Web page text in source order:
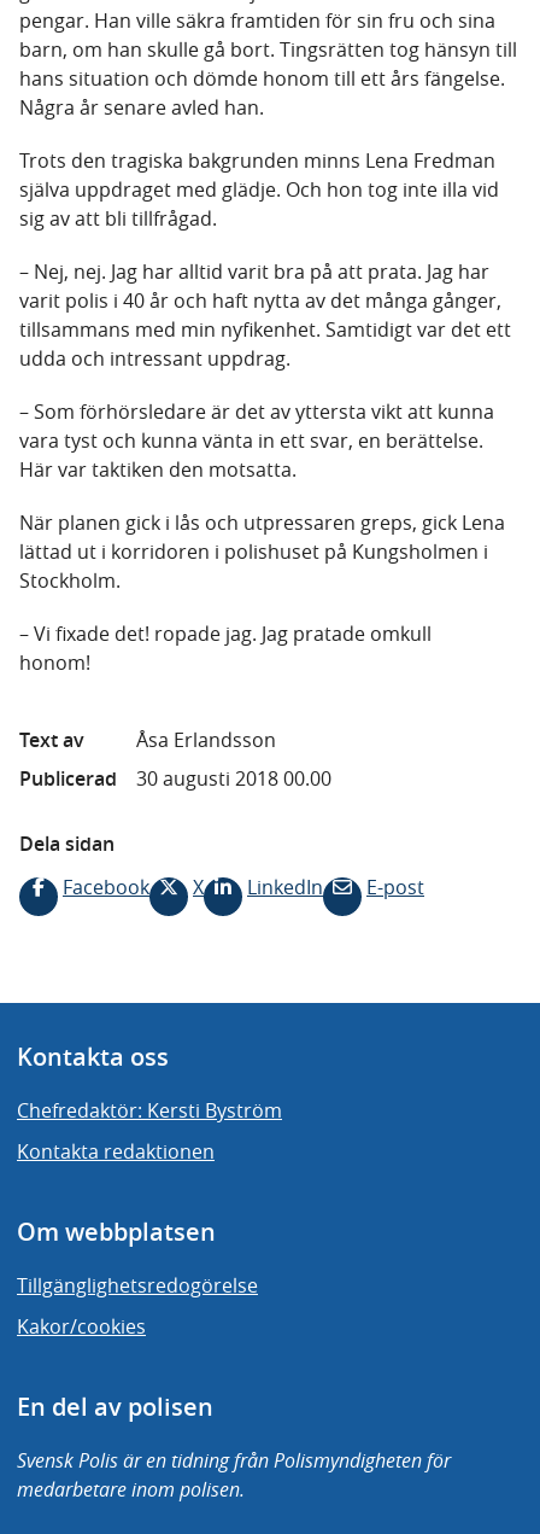
pengar. Han ville säkra framtiden för sin fru och sina
barn, om han skulle gå bort. Tingsrätten tog hänsyn till
hans situation och dömde honom till ett års fängelse.
Några år senare avled han.
Trots den tragiska bakgrunden minns Lena Fredman
själva uppdraget med glädje. Och hon tog inte illa vid
sig av att bli tillfrågad.
– Nej, nej. Jag har alltid varit bra på att prata. Jag har
varit polis i 40 år och haft nytta av det många gånger,
tillsammans med min nyfikenhet. Samtidigt var det ett
udda och intressant uppdrag.
– Som förhörsledare är det av yttersta vikt att kunna
vara tyst och kunna vänta in ett svar, en berättelse.
Här var taktiken den motsatta.
När planen gick i lås och utpressaren greps, gick Lena
lättad ut i korridoren i polishuset på Kungsholmen i
Stockholm.
– Vi fixade det! ropade jag. Jag pratade omkull
honom!
Text av
Åsa Erlandsson
Publicerad
30 augusti 2018 00.00
Dela sidan
Facebook
X LinkedIn E-post
Kontakta oss
Chefredaktör: Kersti Byström
Kontakta redaktionen
Om webbplatsen
Tillgänglighetsredogörelse
Kakor/cookies
En del av polisen
Svensk Polis är en tidning från Polismyndigheten för
medarbetare inom polisen.